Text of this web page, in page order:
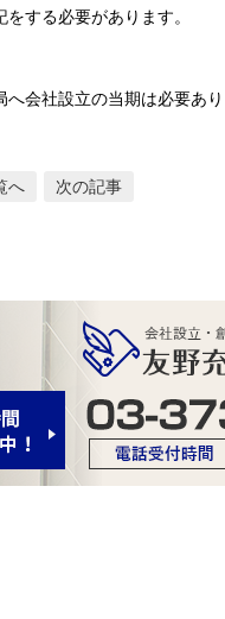
する必要があります。
会社設立の当期は必要あり
へ 次の記事